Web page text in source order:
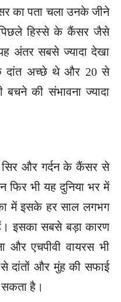
का पता चला उनके जीने
हिस्से के कैंसर जैसे
अंतर सबसे ज्यादा देखा
दांत अच्छे थे और 20 से
की संभावना ज्यादा
सिर और गर्दन के कैंसर से
फिर भी यह दुनिया भर में
में इसके हर साल लगभग
इसका सबसे बड़ा कारण
और एचपीवी वायरस भी
दांतों और मुंह की सफाई
है।